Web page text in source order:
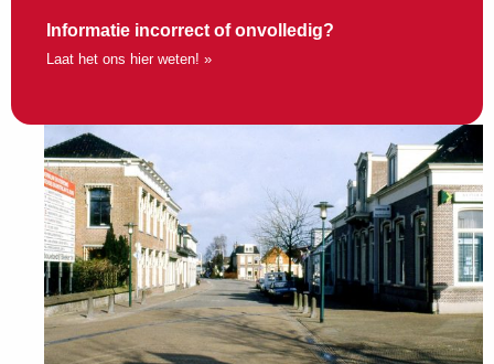
Informatie incorrect of onvolledig?
Laat het ons hier weten! »